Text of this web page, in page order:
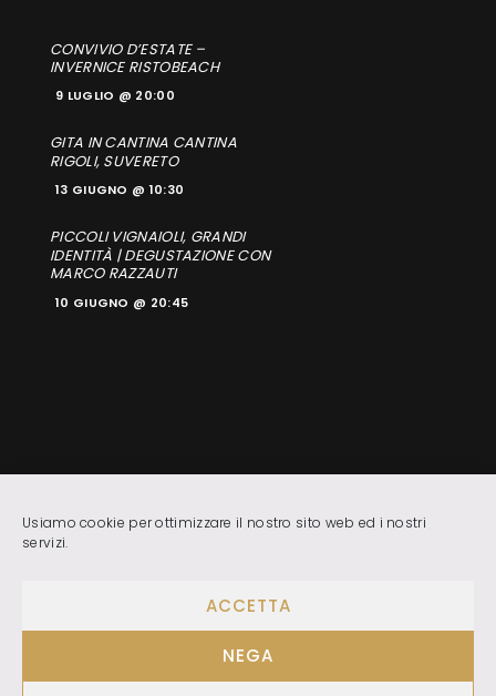
Usiamo cookie per ottimizzare il nostro sito web ed i nostri
servizi.
ACCETTA
NEGA
CONVIVIO D’ESTATE –
INVERNICE RISTOBEACH
9 LUGLIO @ 20:00
GITA IN CANTINA CANTINA
RIGOLI, SUVERETO
13 GIUGNO @ 10:30
PICCOLI VIGNAIOLI, GRANDI
IDENTITÀ | DEGUSTAZIONE CON
MARCO RAZZAUTI
10 GIUGNO @ 20:45
| Web designBig Kahuna Web Solutions